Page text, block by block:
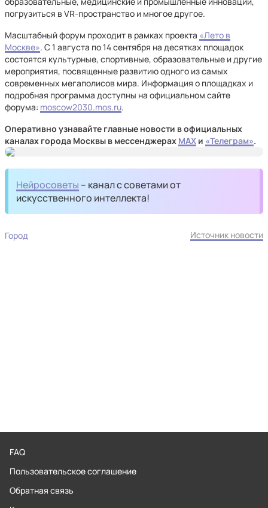
погрузиться в VR-пространство и многое другое.
Масштабный форум проходит в рамках проекта «Лето в
Москве». С 1 августа по 14 сентября на десятках площадок
состоятся культурные, спортивные, образовательные и другие
мероприятия, посвященные развитию одного из самых
современных мегаполисов мира. Информация о площадках и
подробная программа доступны на официальном сайте
форума: moscow2030.mos.ru.
Оперативно узнавайте главные новости в официальных
каналах города Москвы в мессенджерах MAX и «Телеграм».
Нейросоветы – канал с советами от
искусственного интеллекта!
Город Источник новости
FAQ
Пользовательское соглашение
Обратная связь